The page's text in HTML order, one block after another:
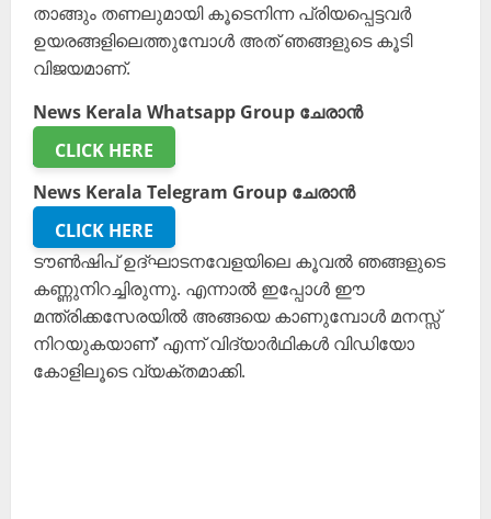
താങ്ങും തണലുമായി കൂടെനിന്ന പ്രിയപ്പെട്ടവർ
ഉയരങ്ങളിലെത്തുമ്പോൾ അത് ഞങ്ങളുടെ കൂടി
വിജയമാണ്.
News Kerala Whatsapp Group ചേരാൻ
CLICK HERE
News Kerala Telegram Group ചേരാൻ
CLICK HERE
ടൗൺഷിപ് ഉദ്ഘാടനവേളയിലെ കൂവൽ ഞങ്ങളുടെ
കണ്ണുനിറച്ചിരുന്നു. എന്നാൽ ഇപ്പോൾ ഈ
മന്ത്രിക്കസേരയിൽ അങ്ങയെ കാണുമ്പോൾ മനസ്സ്
നിറയുകയാണ്’ എന്ന് വിദ്യാർഥികൾ വിഡിയോ
കോളിലൂടെ വ്യക്തമാക്കി.